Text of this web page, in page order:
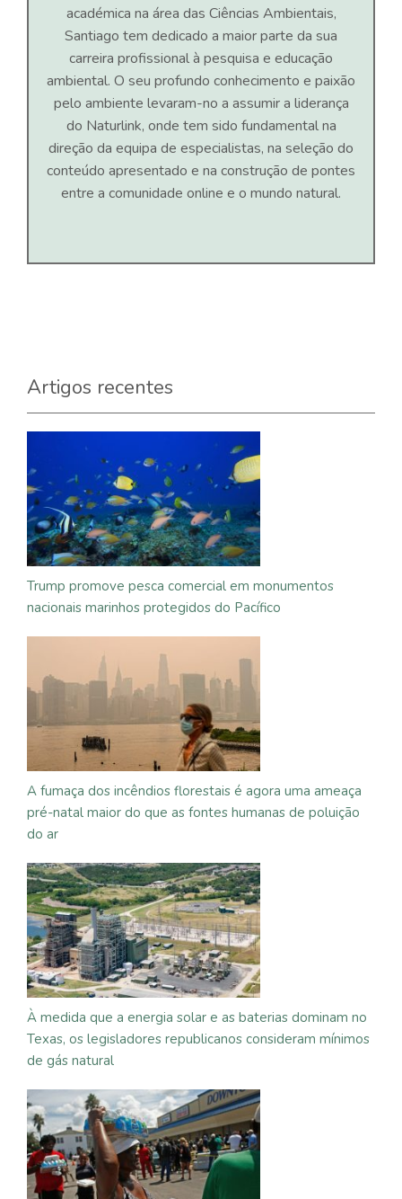
académica na área das Ciências Ambientais,
Santiago tem dedicado a maior parte da sua
carreira profissional à pesquisa e educação
ambiental. O seu profundo conhecimento e paixão
pelo ambiente levaram-no a assumir a liderança
do Naturlink, onde tem sido fundamental na
direção da equipa de especialistas, na seleção do
conteúdo apresentado e na construção de pontes
entre a comunidade online e o mundo natural.
Artigos recentes
Trump promove pesca comercial em monumentos
nacionais marinhos protegidos do Pacífico
A fumaça dos incêndios florestais é agora uma ameaça
pré-natal maior do que as fontes humanas de poluição
do ar
À medida que a energia solar e as baterias dominam no
Texas, os legisladores republicanos consideram mínimos
de gás natural